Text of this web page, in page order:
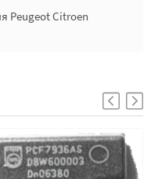
Peugeot Citroen